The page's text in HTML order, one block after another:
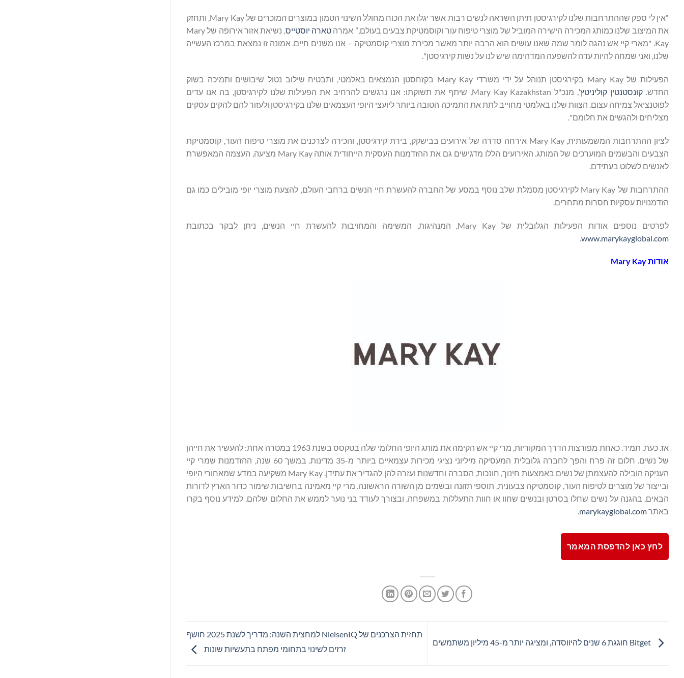
“אין לי ספק שההתרחבות שלנו לקירגיסטן תיתן השראה לנשים רבות אשר יגלו את הכוח מחולל השינוי הטמון במוצרים המוכרים של Mary Kay, ותחזק
את המיצוב שלנו כמותג המכירה הישירה המוביל של מוצרי טיפוח עור וקוסמטיקת צבעים בעולם,” אמרה טארה יוסטייס
, נשיאת אזור אירופה של Mary
Kay. "מארי קיי אש נהגה לומר שמה שאנו עושים הוא הרבה יותר מאשר מכירת מוצרי קוסמטיקה – אנו משנים חיים. אמונה זו נמצאת במרכז העשייה
שלנו, ואני שמחה להיות עדה להשפעה המדהימה שיש לנו על נשות קירגיסטן".
הפעילות של Mary Kay בקירגיסטן תנוהל על ידי משרדי Mary Kay בקזחסטן הנמצאים באלמטי, ותבטיח שילוב נטול שיבושים ותמיכה בשוק
החדש. קונסטנטין קוליניטץ’
, מנכ"ל Mary Kay Kazakhstan, שיתף את תשוקתו: אנו נרגשים להרחיב את הפעילות שלנו לקירגיסטן, בה אנו עדים
לפוטנציאל צמיחה עצום. הצוות שלנו באלמטי מחוייב לתת את התמיכה הטובה ביותר ליועצי היופי העצמאים שלנו בקירגיסטן ולעזור להם להקים עסקים
מצליחים ולהגשים את חלומם".
לציון ההתרחבות המשמעותית, Mary Kay אירחה סדרה של אירועים בבישקק, בירת קירגיסטן, והכירה לצרכנים את מוצרי טיפוח העור, קוסמטיקת
הצבעים והבשמים המוערכים של המותג. האירועים הללו מדגישים גם את ההזדמנות העסקית הייחודית אותה Mary Kay מציעה, העצמה המאפשרת
לאנשים לשלוט בעתידם.
ההתרחבות של Mary Kay לקירגיסטן מסמלת שלב נוסף במסע של החברה להעשרת חיי הנשים ברחבי העולם, להצעת מוצרי יופי מובילים כמו גם
הזדמנויות עסקיות חסרות מתחרים.
לפרטים נוספים אודות הפעילות הגלובלית של Mary Kay, המנהיגות, המשימה והמחויבות להעשרת חיי הנשים, ניתן לבקר בכתובת
www.marykayglobal.com
אודותMary Kay
אז. כעת. תמיד. כאחת מפורצות הדרך המקוריות, מרי קיי אש הקימה את מותג היופי החלומי שלה בטקסס בשנת 1963 במטרה אחת: להעשיר את חייהן
של נשים. חלום זה פרח והפך לחברה גלובלית המעסיקה מיליוני נציגי מכירות עצמאיים ביותר מ-35 מדינות. במשך 60 שנה, ההזדמנות שמרי קיי
העניקה הובילה להעצמתן של נשים באמצעות חינוך, חונכות, הסברה וחדשנות ועזרה להן להגדיר את עתידן. Mary Kay משקיעה במדע שמאחורי היופי
ובייצור של מוצרים לטיפוח העור, קוסמטיקה צבעונית, תוספי תזונה ובשמים מן השורה הראשונה. מרי קיי מאמינה בחשיבות שימור כדור הארץ לדורות
הבאים, בהגנה על נשים שחלו בסרטן ובנשים שחוו או חוות התעללות במשפחה, ובצורך לעודד בני נוער לממש את החלום שלהם. למידע נוסף בקרו
באתרmarykayglobal.com
.
לחץ כאן להדפסת המאמר
תחזית הצרכנים של NielsenIQ למחצית השנה: מדריך לשנת 2025 חושף
זרזים לשינוי בתחומי מפתח בתעשיות שונות